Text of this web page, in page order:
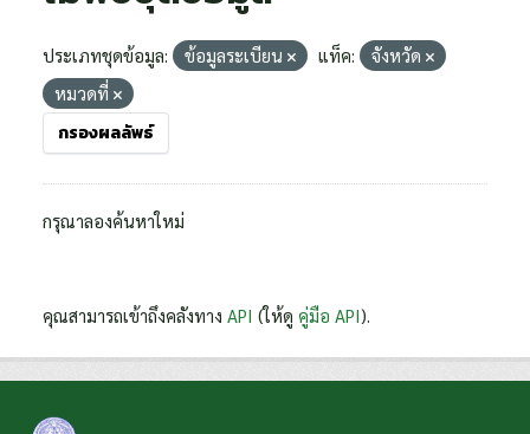
ประเภทชุดข้อมูล: ข้อมูลระเบียน แท็ค:
จังหวัด
หมวดที่
กรองผลลัพธ์
กรุณาลองค้นหาใหม่
คุณสามารถเข้าถึงคลังทาง API (ให้ดู คู่มือ API).